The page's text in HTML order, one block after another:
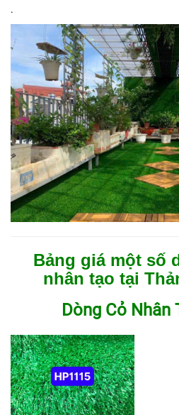
.
Bảng giá một số
nhân tạo tại
Dòng Cỏ Nhân